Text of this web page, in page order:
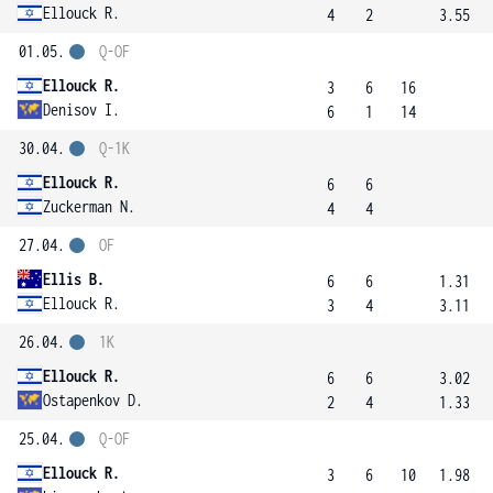
Ellouck R. 4 2
3.55
01.05.
Ellouck R.
Denisov I.
Q-OF
3
6
6
1
16
14
30.04.
Ellouck R.
Zuckerman N.
Q-1K
6
4
6
4
27.04.
Ellis B.
Ellouck R.
OF
6
3
6
4
1.31
3.11
26.04.
Ellouck R.
Ostapenkov D.
1K
6
2
6
4
3.02
1.33
25.04.
Ellouck R.
Q-OF
3
6
10
1.98